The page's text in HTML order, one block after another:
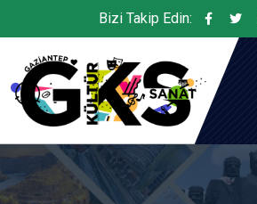
Bizi Takip Edin: